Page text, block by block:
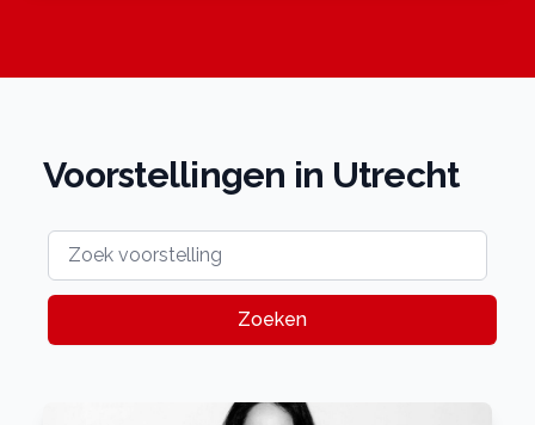
Voorstellingen in Utrecht
Zoeken